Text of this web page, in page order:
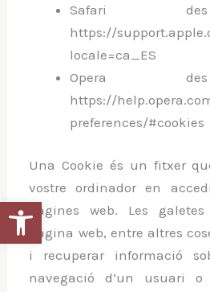
Obre la barra d'eines
Safari
https://
locale=ca_ES
Opera
https://
preferences/#cookies
Una Cookie és un fitxer
vostre ordinador en
pàgines web. Les
pàgina web, entre altres
i recuperar informació
navegació d’un usuari